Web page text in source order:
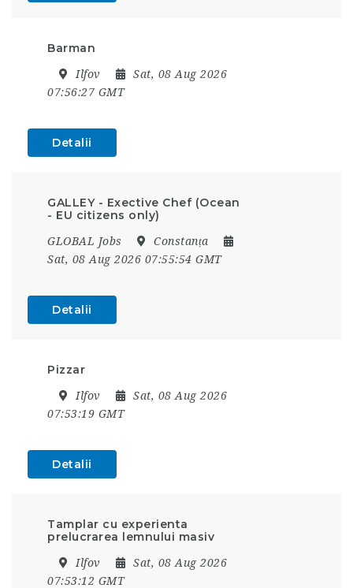
Barman
Ilfov
Sat, 08 Aug 2026
07:56:27 GMT
Detalii
GALLEY - Exective Chef (Ocean
- EU citizens only)
GLOBAL Jobs
Constanța
Sat, 08 Aug 2026 07:55:54 GMT
Detalii
Pizzar
Ilfov
Sat, 08 Aug 2026
07:53:19 GMT
Detalii
Tamplar cu experienta
prelucrarea lemnului masiv
Ilfov
Sat, 08 Aug 2026
07:53:12 GMT